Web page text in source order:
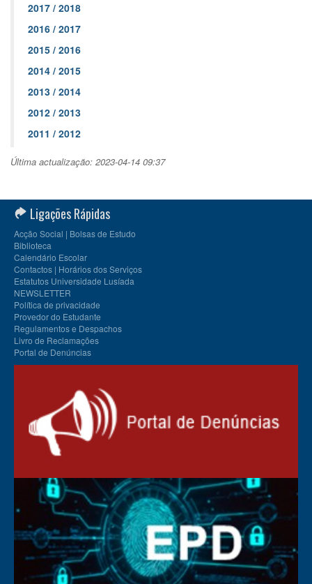
2017 / 2018
2016 / 2017
2015 / 2016
2014 / 2015
2013 / 2014
2012 / 2013
2011 / 2012
Última actualização: 2023-04-14 09:37
Ligações Rápidas
Acção Social | Bolsas de Estudo
Biblioteca
Calendário Escolar
Contactos | Horários dos Serviços
Estatutos Universidade Lusíada
NEWSLETTER
Política de privacidade
Provedor do Estudante
Regulamentos e Despachos
Livro de Reclamações
Portal de Denúncias